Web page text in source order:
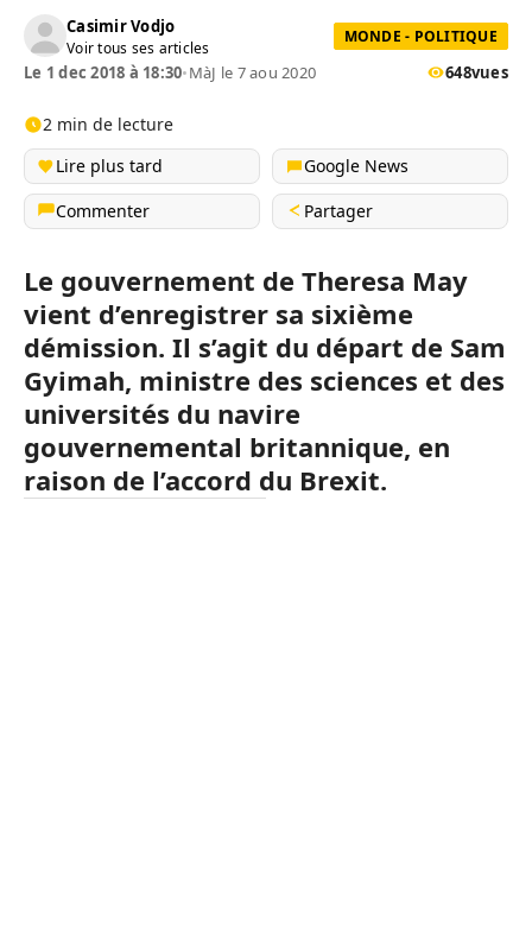
Casimir Vodjo
Voir tous ses articles
MONDE - POLITIQUE
Le 1 dec 2018 à 18:30•MàJ le 7 aou 2020 648vues
2 min de lecture
Lire plus tard
Google News
Commenter
Partager
Le gouvernement de Theresa May
vient d’enregistrer sa sixième
démission. Il s’agit du départ de Sam
Gyimah, ministre des sciences et des
universités du navire
gouvernemental britannique, en
raison de l’accord du Brexit.